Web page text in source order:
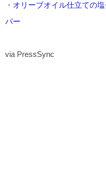
・ オリーブオイル仕立ての
パー
via PressSync